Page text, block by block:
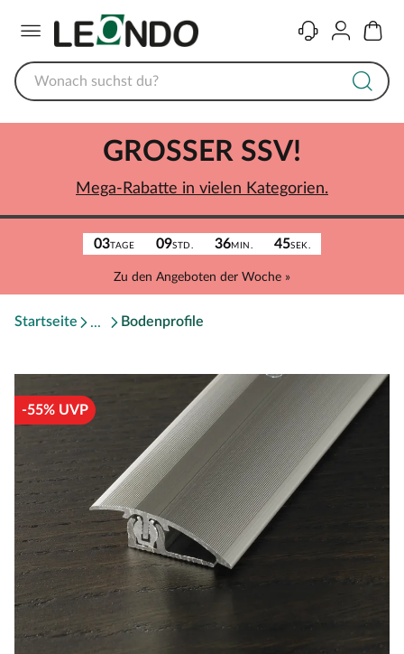
KontaktKonto
03TAGE 09STD. 36MIN. 45SEK.
Zu den Angeboten der Woche »
GROSSER SSV!
Mega-Rabatte in vielen Kategorien.
Startseite Bodenprofile
-55% UVP